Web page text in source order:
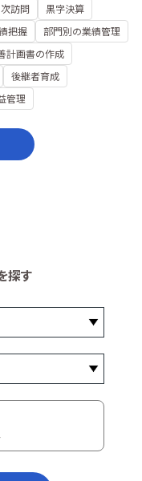
訪問
黒字決算
把握
部門別の業績管理
計画書の作成
後継者育成
管理
探す